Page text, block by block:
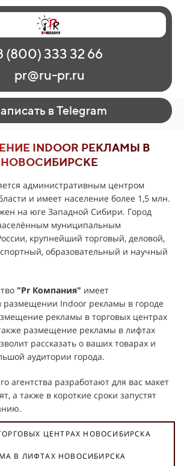
Главная
Наши работы
О рекламе
Регионы
Контакты
(800) 333 32 66
pr@ru-pr.ru
в Telegram
INDOOR РЕКЛАМЫ В
НОВОСИБИРСКЕ
административным центром
и имеет население более 1,5 млн.
на юге Западной Сибири. Город
муниципальным
крупнейший торговый, деловой,
образовательный и научный
"Pr Компания" имеет
Indoor рекламы в городе
рекламы в торговых центрах
размещение рекламы в лифтах
рассказать о ваших товарах и
аудитории города.
агентства разработают для вас макет
а также в короткие сроки запустят
ЦЕНТРАХ НОВОСИБИРСКА
В ЛИФТАХ НОВОСИБИРСКА